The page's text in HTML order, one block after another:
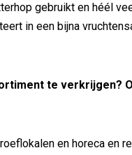
gebruikt en héél
in een bijna
te verkrijgen?
en horeca en